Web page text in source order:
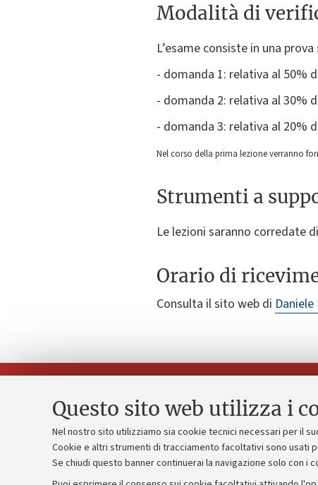
Questo sito web utilizza i
Nel nostro sito utilizziamo sia cookie tecnici necessari per il
Cookie e altri strumenti di tracciamento facoltativi sono usati
Se chiudi questo banner continuerai la navigazione solo con i
Modalità di
L’esame consiste in una
- domanda 1: relativa al 50%
- domanda 2: relativa al 30%
- domanda 3: relativa al 20%
Nel corso della prima lezione verranno
Strumenti a
Le lezioni saranno corredate
Orario di
Consulta il sito web di
Contatti e PEC
Uffici dell'amministrazione generale
Piano
Bilanci